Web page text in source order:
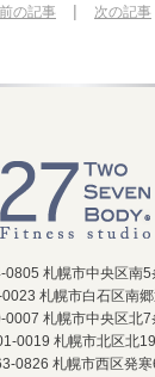
前の記事 | 次の記事
札幌市中央区南5
札幌市白石区南
札幌市中央区北7
0019 札幌市北区北
0826 札幌市西区発寒